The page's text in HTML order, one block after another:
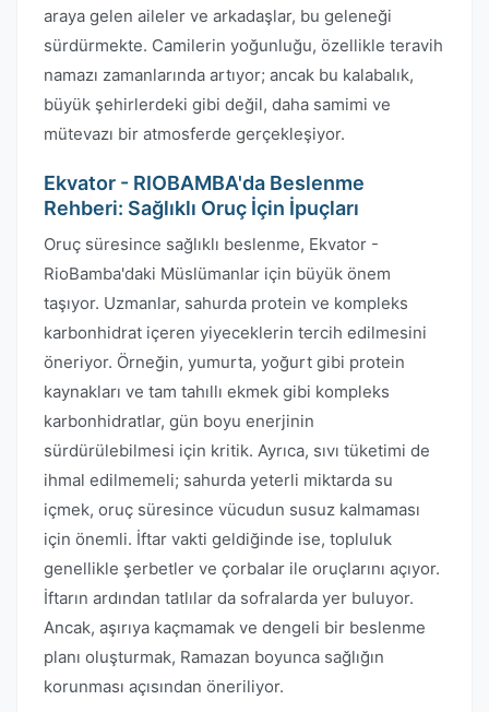
araya gelen aileler ve arkadaşlar, bu geleneği
sürdürmekte. Camilerin yoğunluğu, özellikle teravih
namazı zamanlarında artıyor; ancak bu kalabalık,
büyük şehirlerdeki gibi değil, daha samimi ve
mütevazı bir atmosferde gerçekleşiyor.
Ekvator - RIOBAMBA'da Beslenme
Rehberi: Sağlıklı Oruç İçin İpuçları
Oruç süresince sağlıklı beslenme, Ekvator -
RioBamba'daki Müslümanlar için büyük önem
taşıyor. Uzmanlar, sahurda protein ve kompleks
karbonhidrat içeren yiyeceklerin tercih edilmesini
öneriyor. Örneğin, yumurta, yoğurt gibi protein
kaynakları ve tam tahıllı ekmek gibi kompleks
karbonhidratlar, gün boyu enerjinin
sürdürülebilmesi için kritik. Ayrıca, sıvı tüketimi de
ihmal edilmemeli; sahurda yeterli miktarda su
içmek, oruç süresince vücudun susuz kalmaması
için önemli. İftar vakti geldiğinde ise, topluluk
genellikle şerbetler ve çorbalar ile oruçlarını açıyor.
İftarın ardından tatlılar da sofralarda yer buluyor.
Ancak, aşırıya kaçmamak ve dengeli bir beslenme
planı oluşturmak, Ramazan boyunca sağlığın
korunması açısından öneriliyor.